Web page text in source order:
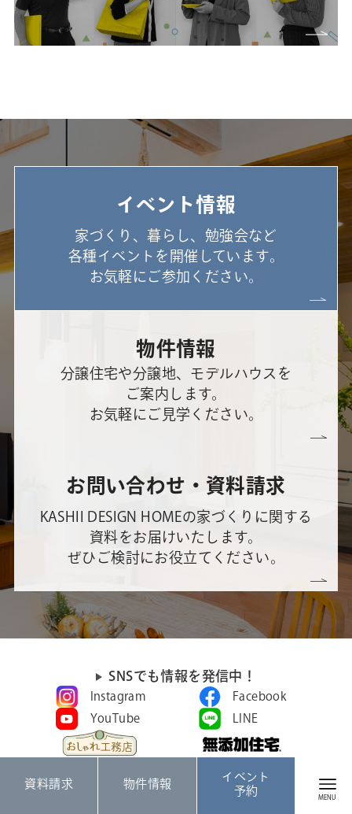
イベント情報
家づくり、暮らし、勉強会など
各種イベントを開催しています。
お気軽にご参加ください。
物件情報
分譲住宅や分譲地、モデルハウスを
ご案内します。
お気軽にご見学ください。
お問い合わせ・資料請求
KASHII DESIGN HOMEの家づくりに関する
資料をお届けいたします。
ぜひご検討にお役立てください。
SNSでも情報を発信中！
Instagram
Facebook
YouTube
LINE
資料請求 物件情報
イベント
予約